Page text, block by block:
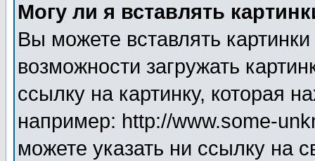
Могу ли я вставлять
Вы можете вставлять
возможности загружать
ссылку на картинку, которая
например: http://www.some-
можете указать ни ссылку на